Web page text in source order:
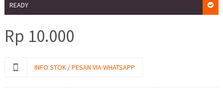
READY
Rp 10.000
INFO STOK / PESAN VIA WHATSAPP